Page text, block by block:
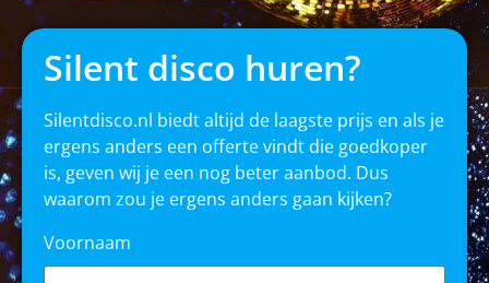
Silent disco huren?
Silentdisco.nl biedt altijd de laagste prijs en als je
ergens anders een offerte vindt die goedkoper
is, geven wij je een nog beter aanbod. Dus
waarom zou je ergens anders gaan kijken?
Voornaam